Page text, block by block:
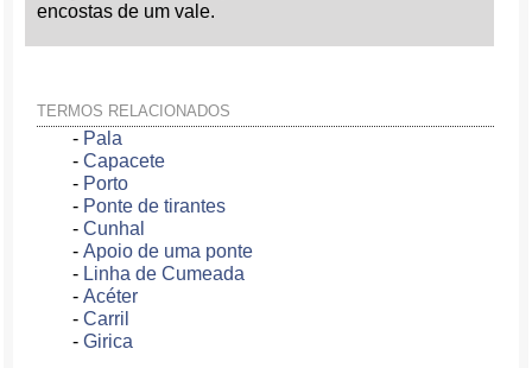
encostas de um vale.
TERMOS RELACIONADOS
- Pala
-Capacete
- Porto
- Ponte de tirantes
-Cunhal
-Apoio de uma ponte
- Linha de Cumeada
-Acéter
-Carril
-Girica